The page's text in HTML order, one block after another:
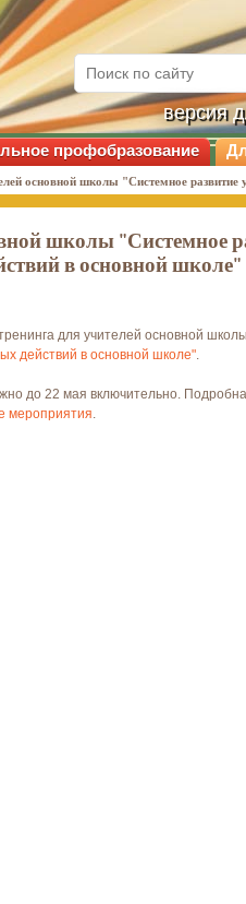
школы "Системное
в основной школе"
для учителей основной школы
действий в основной школе".
до 22 мая включительно.
мероприятия.
версия
профобразование
основной школы "Системное развитие